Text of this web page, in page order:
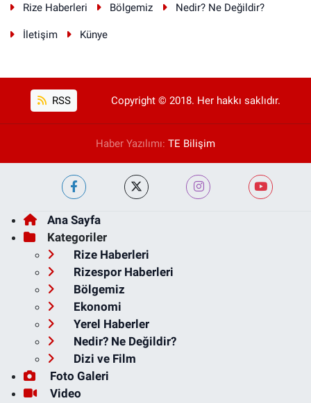
Rize Haberleri Bölgemiz Nedir? Ne Değildir?
İletişim Künye
RSS Copyright © 2018. Her hakkı saklıdır.
Haber Yazılımı: TE Bilişim
Ana Sayfa
Kategoriler
Rize Haberleri
Rizespor Haberleri
Bölgemiz
Ekonomi
Yerel Haberler
Nedir? Ne Değildir?
Dizi ve Film
Foto Galeri
Video